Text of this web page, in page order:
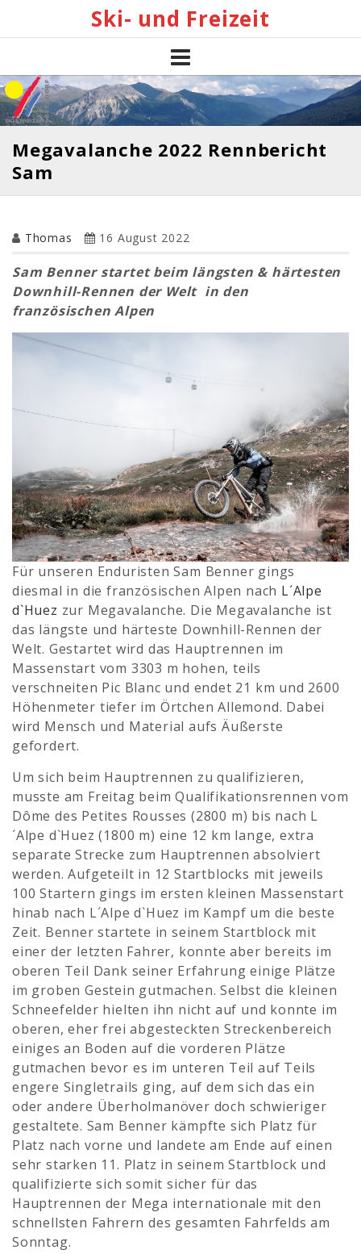
Ski- und Freizeit
Megavalanche 2022 Rennbericht
Sam
Thomas 16 August 2022
Sam Benner startet beim längsten & härtesten
Downhill-Rennen der Welt in den
französischen Alpen
Für unseren Enduristen Sam Benner gings
diesmal in die französischen Alpen nach L´Alpe
d`Huez zur Megavalanche. Die Megavalanche ist
das längste und härteste Downhill-Rennen der
Welt. Gestartet wird das Hauptrennen im
Massenstart vom 3303 m hohen, teils
verschneiten Pic Blanc und endet 21 km und 2600
Höhenmeter tiefer im Örtchen Allemond. Dabei
wird Mensch und Material aufs Äußerste
gefordert.
Um sich beim Hauptrennen zu qualifizieren,
musste am Freitag beim Qualifikationsrennen vom
Dôme des Petites Rousses (2800 m) bis nach L
´Alpe d`Huez (1800 m) eine 12 km lange, extra
separate Strecke zum Hauptrennen absolviert
werden. Aufgeteilt in 12 Startblocks mit jeweils
100 Startern gings im ersten kleinen Massenstart
hinab nach L´Alpe d`Huez im Kampf um die beste
Zeit. Benner startete in seinem Startblock mit
einer der letzten Fahrer, konnte aber bereits im
oberen Teil Dank seiner Erfahrung einige Plätze
im groben Gestein gutmachen. Selbst die kleinen
Schneefelder hielten ihn nicht auf und konnte im
oberen, eher frei abgesteckten Streckenbereich
einiges an Boden auf die vorderen Plätze
gutmachen bevor es im unteren Teil auf Teils
engere Singletrails ging, auf dem sich das ein
oder andere Überholmanöver doch schwieriger
gestaltete. Sam Benner kämpfte sich Platz für
Platz nach vorne und landete am Ende auf einen
sehr starken 11. Platz in seinem Startblock und
qualifizierte sich somit sicher für das
Hauptrennen der Mega internationale mit den
schnellsten Fahrern des gesamten Fahrfelds am
Sonntag.